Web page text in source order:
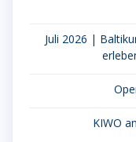
Juli 2026 |
KIWO